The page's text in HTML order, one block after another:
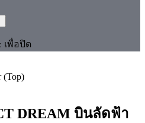
เพื่อปิด
(Top)
DREAM บินลัดฟ้า